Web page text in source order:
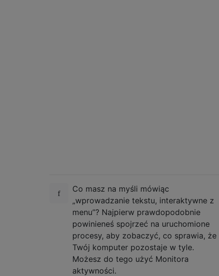
Co masz na myśli mówiąc
„wprowadzanie tekstu, interaktywne z
menu”? Najpierw prawdopodobnie
powinieneś spojrzeć na uruchomione
procesy, aby zobaczyć, co sprawia, że ​​
Twój komputer pozostaje w tyle.
Możesz do tego użyć Monitora
aktywności.